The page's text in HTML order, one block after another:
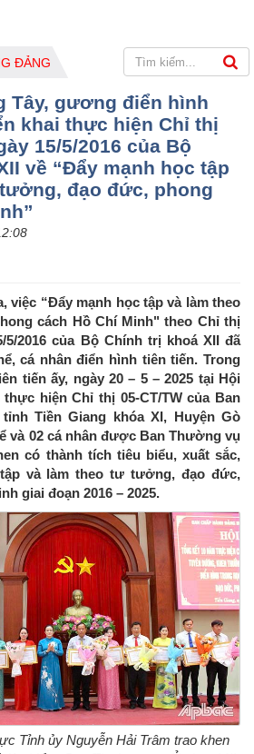
ĐẢNG
Tây, gương điển hình
khai thực hiện Chỉ thị
15/5/2016 của Bộ
về “Đẩy mạnh học tập
đạo đức, phong
việc “Đẩy mạnh học tập và làm theo
cách Hồ Chí Minh" theo Chỉ thị
5/2016 của Bộ Chính trị khoá XII đã
cá nhân điển hình tiên tiến. Trong
tiến ấy, ngày 20 – 5 – 2025 tại Hội
hiện Chỉ thị 05-CT/TW của Ban
Tiền Giang khóa XI, Huyện Gò
và 02 cá nhân được Ban Thường vụ
có thành tích tiêu biểu, xuất sắc,
và làm theo tư tưởng, đạo đức,
giai đoạn 2016 – 2025.
Tỉnh ủy Nguyễn Hải Trâm trao khen